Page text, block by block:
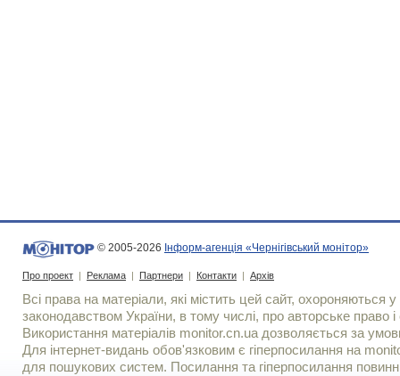
© 2005-2026 Інформ-агенція «Чернігівський монітор»
Про проект | Реклама | Партнери | Контакти | Архів
Всі права на матеріали, які містить цей сайт, охороняються у
законодавством України, в тому числі, про авторське право і
Використання матерiалiв monitor.cn.ua дозволяється за
Для iнтернет-видань обов'язковим є гiперпосилання на
для пошукових систем. Посилання та гіперпосилання